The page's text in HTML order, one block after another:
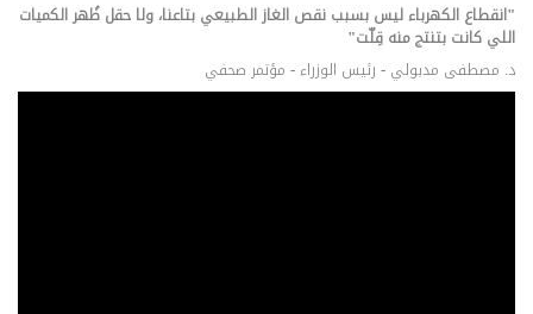
"انقطاع الكهرباء ليس بسبب نقص الغاز الطبيعي بتاعنا، ولا حقل ظُهر الكميات
اللي كانت بتنتج منه قِلّت"
د. مصطفى مدبولي - رئيس الوزراء - مؤتمر صحفي